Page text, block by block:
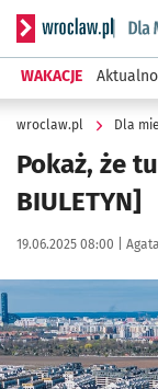
Serwis
WAKACJE
wroclaw.pl Dla
Pokaż, że
BIULETYN]
Data publikacji:
19.06.2025 08:00 | Autor:
Kliknij, aby